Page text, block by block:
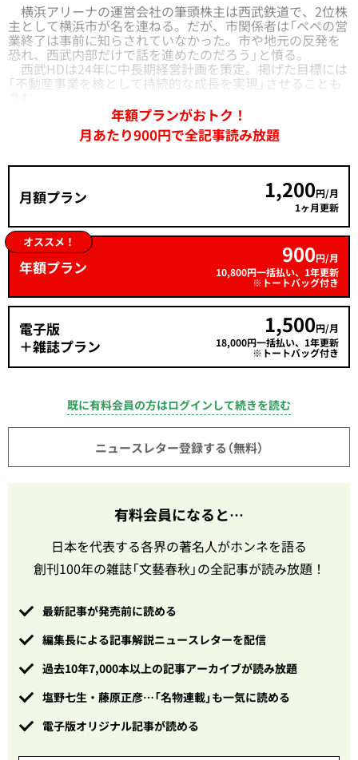
横浜アリーナの運営会社の筆頭株主は西武鉄道で、2位株
主として横浜市が名を連ねる。だが、市関係者は「ペペの営
業終了は事前に知らされていなかった。市や地元の反発を
恐れ、西武内部だけで話を進めたのだろう」と憤る。
西武HDは24年に中長期経営計画を策定。掲げた目標には
「不動産事業を核として持続的な成長を実現」させることも
年額プランがおトク！
月あたり900円で全記事読み放題
月額プラン 1,200円/月
1ヶ月更新
オススメ！
年額プラン 900円/月
10,800円一括払い、1年更新
※トートバッグ付き
電子版
＋雑誌プラン
1,500円/月
18,000円一括払い、1年更新
※トートバッグ付き
既に有料会員の方はログインして続きを読む
ニュースレター登録する（無料）
有料会員になると…
日本を代表する各界の著名人がホンネを語る
創刊100年の雑誌「文藝春秋」の全記事が読み放題！
最新記事が発売前に読める
編集長による記事解説ニュースレターを配信
過去10年7,000本以上の記事アーカイブが読み放題
塩野七生・藤原正彦…「名物連載」も一気に読める
電子版オリジナル記事が読める